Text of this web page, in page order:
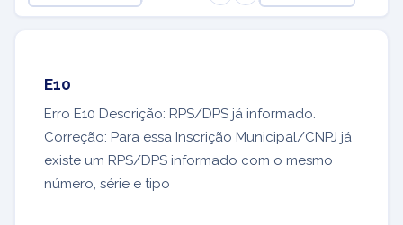
E10
Erro E10 Descrição: RPS/DPS já informado.
Correção: Para essa Inscrição Municipal/CNPJ já
existe um RPS/DPS informado com o mesmo
número, série e tipo